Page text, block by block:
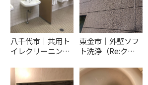
八千代市│共用ト
イレクリーニン…
東金市│外壁ソフ
ト洗浄（Re:ク…